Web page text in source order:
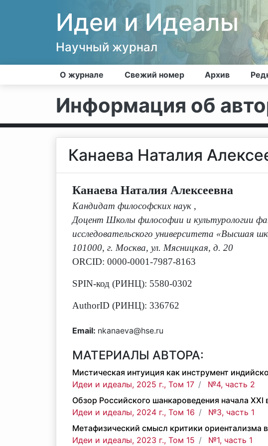
Идеи и Идеалы
Научный журнал
О журнале Свежий номер Архив
Информация об
Канаева Наталия
Канаева Наталия Алексеевна
Кандидат философских наук ,
Доцент Школы философии и культурологии
исследовательского университета «Высшая
101000, г. Москва, ул. Мясницкая, д. 20
ORCID: 0000-0001-7987-8163
SPIN-код (РИНЦ): 5580-0302
AuthorID (РИНЦ): 336762
Email: nkanaeva@hse.ru
МАТЕРИАЛЫ АВТОРА:
Мистическая интуиция как инструмент
Идеи и идеалы, 2025 г., Том 17
№4, часть 2
Обзор Российского шанкароведения начала XXI
Идеи и идеалы, 2024 г., Том 16
№3, часть 1
Метафизический смысл критики ориентализма в
Идеи и идеалы, 2023 г., Том 15
№1, часть 1